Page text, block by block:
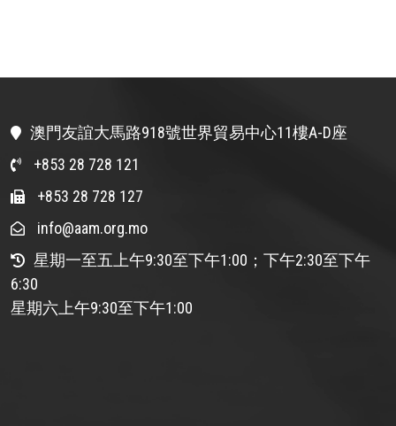
澳門友誼大馬路918號世界貿易中心11樓A-D座
+853 28 728 121
+853 28 728 127
info@aam.org.mo
星期一至五上午9:30至下午1:00；下午2:30至下午
6:30
星期六上午9:30至下午1:00